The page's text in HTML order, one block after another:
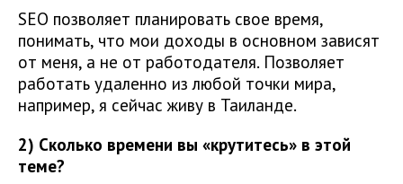
SEO позволяет планировать свое время,
понимать, что мои доходы в основном зависят
от меня, а не от работодателя. Позволяет
работать удаленно из любой точки мира,
например, я сейчас живу в Таиланде.
2) Сколько времени вы «крутитесь» в этой
теме?